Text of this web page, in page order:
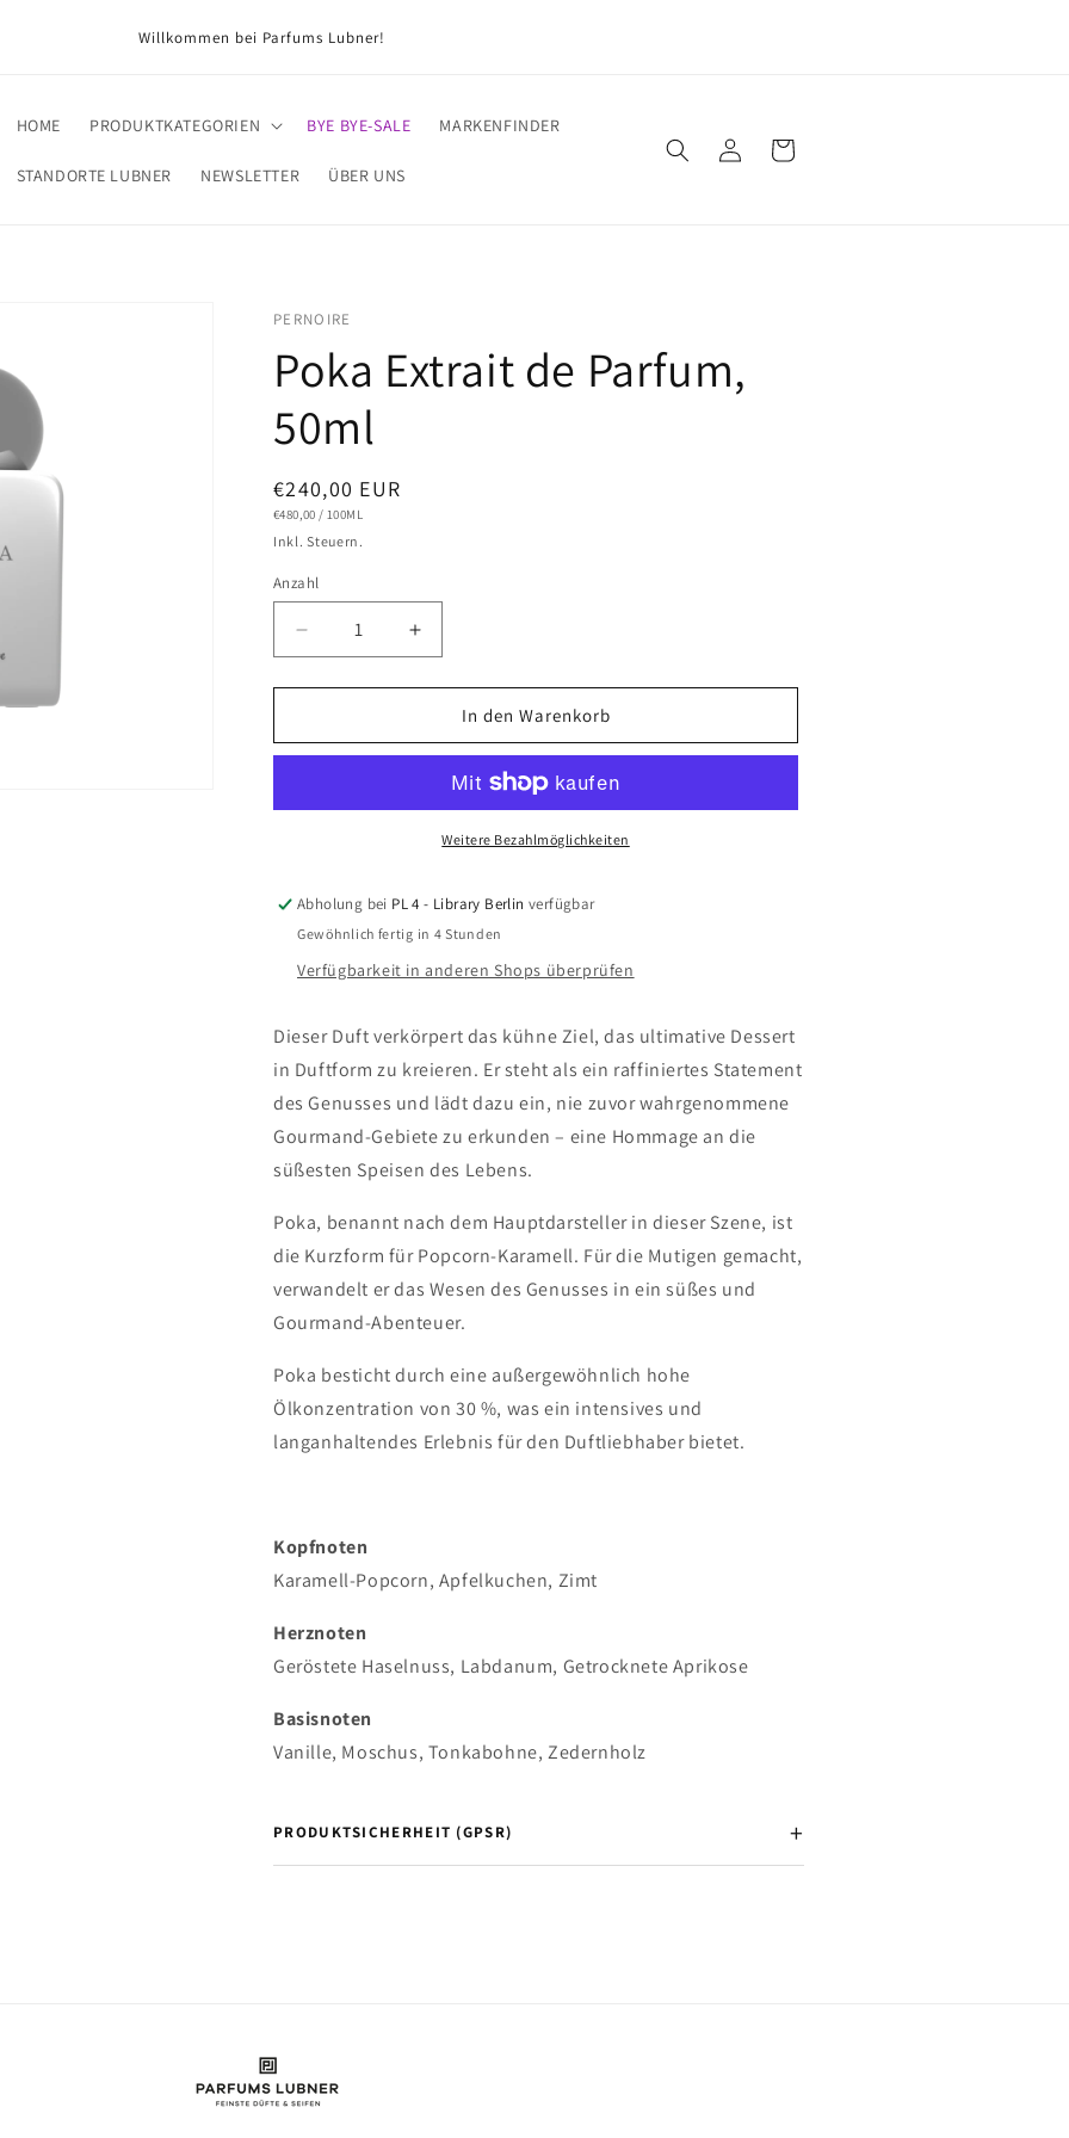
Willkommen bei Parfums Lubner!
HOME PRODUKTKATEGORIEN BYE BYE-SALE MARKENFINDER
STANDORTE LUBNER NEWSLETTER ÜBER UNS
EinloggenWarenkorb
PERNOIRE
Poka Extrait de Parfum,
50ml
Normaler
Preis
€240,00 EUR
GRUNDPREIS
€480,00 / PRO
100ML
Inkl. Steuern.
Anzahl
Verringere
die
Menge
Poka
Parfum,
Erhöhe
die
Menge
Poka
Parfum,
50ml
In den Warenkorb
Weitere Bezahlmöglichkeiten
Abholung bei PL 4 - Library Berlin verfügbar
Gewöhnlich fertig in 4 Stunden
Verfügbarkeit in anderen Shops überprüfen
Dieser Duft verkörpert das kühne Ziel, das ultimative Dessert
in Duftform zu kreieren. Er steht als ein raffiniertes Statement
des Genusses und lädt dazu ein, nie zuvor wahrgenommene
Gourmand-Gebiete zu erkunden – eine Hommage an die
süßesten Speisen des Lebens.
Poka, benannt nach dem Hauptdarsteller in dieser Szene, ist
die Kurzform für Popcorn-Karamell. Für die Mutigen gemacht,
verwandelt er das Wesen des Genusses in ein süßes und
Gourmand-Abenteuer.
Poka besticht durch eine außergewöhnlich hohe
Ölkonzentration von 30 %, was ein intensives und
langanhaltendes Erlebnis für den Duftliebhaber bietet.
Kopfnoten
Karamell-Popcorn, Apfelkuchen, Zimt
Herznoten
Geröstete Haselnuss, Labdanum, Getrocknete Aprikose
Basisnoten
Vanille, Moschus, Tonkabohne, Zedernholz
PRODUKTSICHERHEIT (GPSR)